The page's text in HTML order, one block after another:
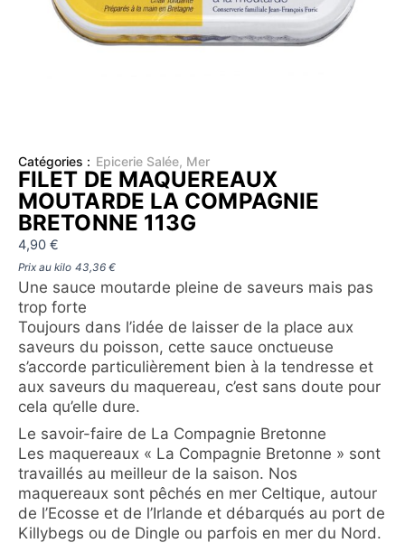
Catégories : Epicerie Salée, Mer
FILET DE MAQUEREAUX
MOUTARDE LA COMPAGNIE
BRETONNE 113G
4,90 €
Prix au kilo 43,36 €
Une sauce moutarde pleine de saveurs mais pas
trop forte
Toujours dans l’idée de laisser de la place aux
saveurs du poisson, cette sauce onctueuse
s’accorde particulièrement bien à la tendresse et
aux saveurs du maquereau, c’est sans doute pour
cela qu’elle dure.
Le savoir-faire de La Compagnie Bretonne
Les maquereaux « La Compagnie Bretonne » sont
travaillés au meilleur de la saison. Nos
maquereaux sont pêchés en mer Celtique, autour
de l’Ecosse et de l’Irlande et débarqués au port de
Killybegs ou de Dingle ou parfois en mer du Nord.